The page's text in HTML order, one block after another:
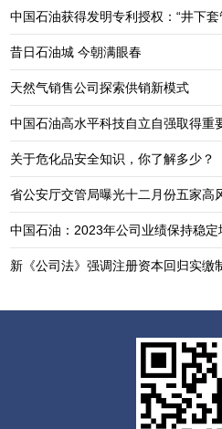
中国石油获得发明专利授权：“井下
昔日石油城 今朝满眼春
天然气销售公司探索供销新模式
中国石油高水平科技自立自强取得重
关于危化品安全知识，你了解多少？
省公安厅交管局曝光十二月份五家高
中国石油：2023年公司业绩保持稳
新《公司法》强调注册资本回归实缴